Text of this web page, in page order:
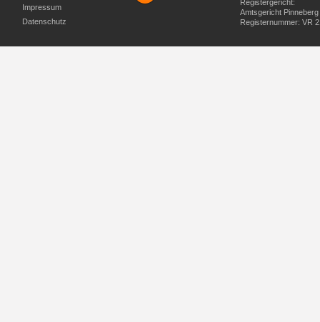
Impressum
Datenschutz
Registergericht:
Amtsgericht Pinneberg
Registernummer: VR